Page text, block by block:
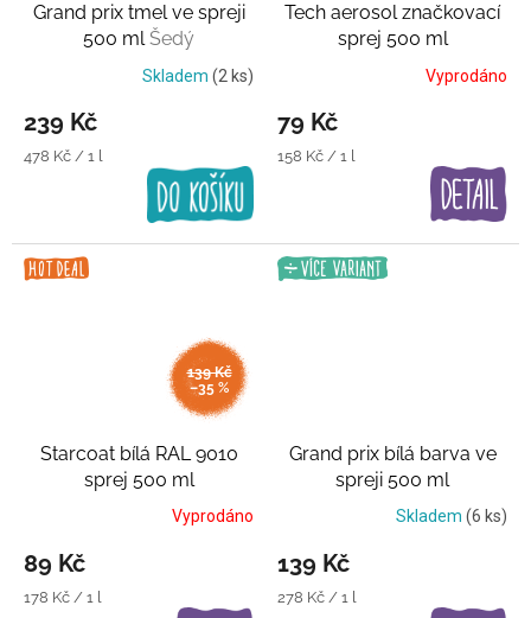
Grand prix tmel ve spreji
500 mlŠedý
Skladem (2 ks)
239 Kč
Měrná
478 Kč / 1 l
Tech aerosol značkovací
sprej 500 ml
Vyprodáno
79 Kč
Měrná
158 Kč / 1 l
139 Kč
–35 %
Starcoat bílá RAL 9010
sprej 500 ml
Vyprodáno
89 Kč
Měrná
178 Kč / 1 l
Grand prix bílá barva ve
spreji 500 ml
Matná+lesklá
Skladem (6 ks)
139 Kč
Měrná
278 Kč / 1 l